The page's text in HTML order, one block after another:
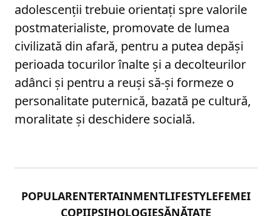
adolescenții trebuie orientați spre valorile
postmaterialiste, promovate de lumea
civilizată din afară, pentru a putea depăși
perioada tocurilor înalte și a decolteurilor
adânci și pentru a reuși să-și formeze o
personalitate puternică, bazată pe cultură,
moralitate și deschidere socială.
POPULARENTERTAINMENTLIFESTYLEFEMEI
COPIIPSIHOLOGIESĂNĂTATE